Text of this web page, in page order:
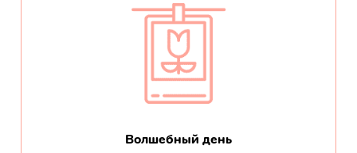
Волшебный день